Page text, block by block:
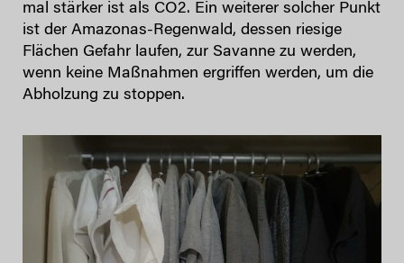
mal stärker ist als CO2. Ein weiterer solcher Punkt
ist der Amazonas-Regenwald, dessen riesige
Flächen Gefahr laufen, zur Savanne zu werden,
wenn keine Maßnahmen ergriffen werden, um die
Abholzung zu stoppen.